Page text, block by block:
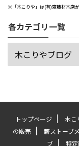
※「木こりや」は(有)齋藤材木店
各カテゴリ一覧
トップページ 木こ
の販売
薪ストーブ
ブ
特